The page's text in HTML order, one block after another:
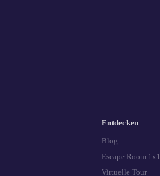
Entdecken
Blog
Escape Room 1x1
Virtuelle Tour